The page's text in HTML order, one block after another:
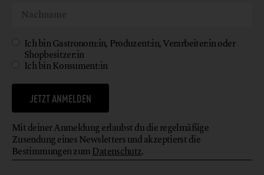
Ich bin Gastronom:in, Produzent:in, Verarbeiter:in oder
Shopbesitzer:in
Ich bin Konsument:in
JETZT ANMELDEN
Mit deiner Anmeldung erlaubst du die regelmäßige
Zusendung eines Newsletters und akzeptierst die
Bestimmungen zumDatenschutz.